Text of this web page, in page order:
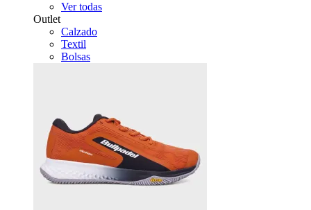
Ver todas
Outlet
Calzado
Textil
Bolsas